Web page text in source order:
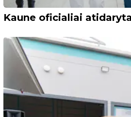
Kaune oficialiai